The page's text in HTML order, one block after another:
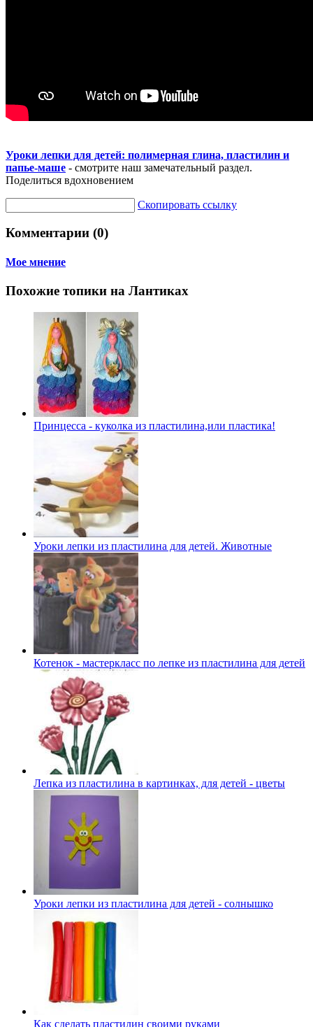
Уроки лепки для детей: полимерная глина, пластилин и
папье-маше - смотрите наш замечательный раздел.
Поделиться вдохновением
Скопировать ссылку
Комментарии (0)
Мое мнение
Похожие топики на Лантиках
Принцесса - куколка из пластилина,или пластика!
Уроки лепки из пластилина для детей. Животные
Котенок - мастеркласс по лепке из пластилина для детей
Лепка из пластилина в картинках, для детей - цветы
Уроки лепки из пластилина для детей - солнышко
Как сделать пластилин своими руками